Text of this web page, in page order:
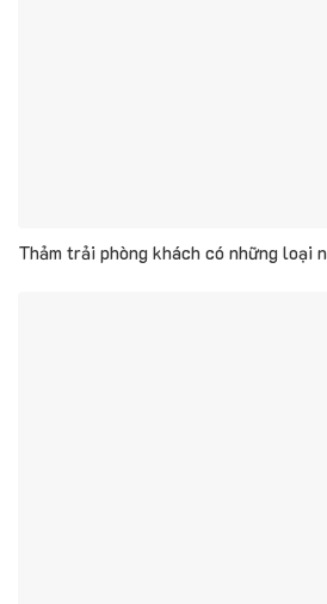
Thảm trải phòng khách có những loại